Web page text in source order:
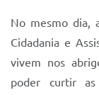
Portal da Educação
Quadra Fiscal
No mesmo dia,
Cidadania e
vivem nos
poder curtir